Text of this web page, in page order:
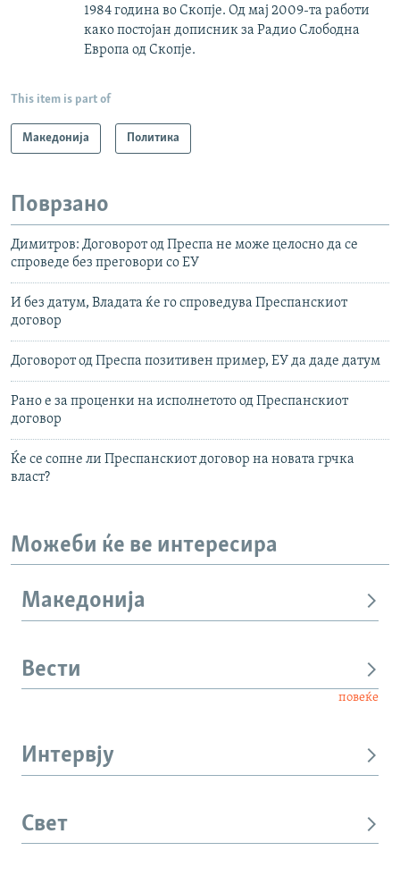
1984 година во Скопје. Од мај 2009-та работи
како постојан дописник за Радио Слободна
Европа од Скопје.
This item is part of
Македонија Политика
Поврзано
Димитров: Договорот од Преспа не може целосно да се
спроведе без преговори со ЕУ
И без датум, Владата ќе го спроведува Преспанскиот
договор
Договорот од Преспа позитивен пример, ЕУ да даде датум
Рано е за проценки на исполнетото од Преспанскиот
договор
Ќе се сопне ли Преспанскиот договор на новата грчка
власт?
Можеби ќе ве интересира
Македонија
Вести
повеќе
Интервју
Свет